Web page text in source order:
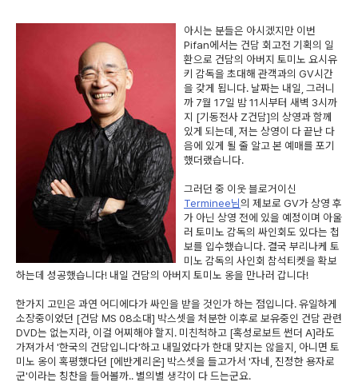
아시는 분들은 아시겠지만 이번
Pifan에서는 건담 회고전 기획의 일
환으로 건담의 아버지 토미노 요시유
키 감독을 초대해 관객과의 GV시간
을 갖게 됩니다. 날짜는 내일, 그러니
까 7월 17일 밤 11시부터 새벽 3시까
지 [기동전사 Z건담]의 상영과 함께
있게 되는데, 저는 상영이 다 끝난 다
음에 있게 될 줄 알고 본 예매를 포기
했더랬습니다.
그러던 중 이웃 블로거이신
Terminee님의 제보로 GV가 상영 후
가 아닌 상영 전에 있을 예정이며 아울
러 토미노 감독의 싸인회도 있다는 첩
보를 입수했습니다. 결국 부리나케 토
미노 감독의 사인회 참석티켓을 확보
하는데 성공했습니다! 내일 건담의 아버지 토미노 옹을 만나러 갑니다!
한가지 고민은 과연 어디에다가 싸인을 받을 것인가 하는 점입니다. 유일하게
소장중이었던 [건담 MS 08소대] 박스셋을 처분한 이후로 보유중인 건담 관련
DVD는 없는지라, 이걸 어찌해야 할지. 미친척하고 [혹성로보트 썬더 A]라도
가져가서 '한국의 건담입니다'하고 내밀었다가 한대 맞지는 않을지, 아니면 토
미노 옹이 혹평했다던 [에반게리온] 박스셋을 들고가서 '자네, 진정한 용자로
군'이라는 칭찬을 들어볼까.. 별의별 생각이 다 드는군요.